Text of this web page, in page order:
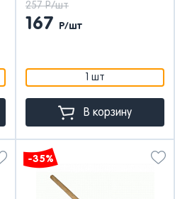
257 Р/шт
167 Р/шт
1 шт
В корзину
-35%